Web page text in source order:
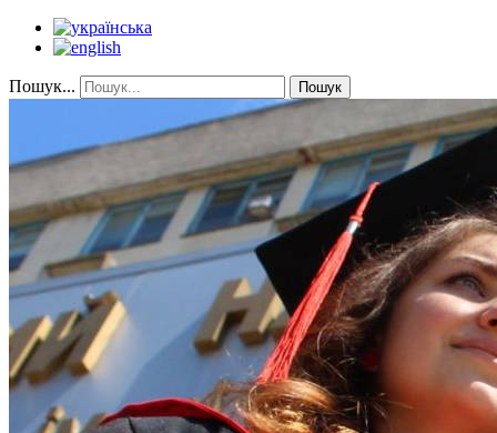
Пошук... Пошук